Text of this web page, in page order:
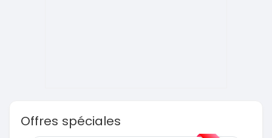
Offres spéciales